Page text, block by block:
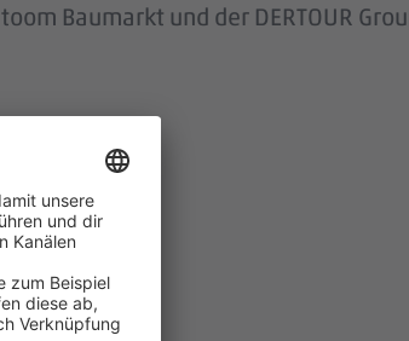
Baumarkt und der DERTOUR